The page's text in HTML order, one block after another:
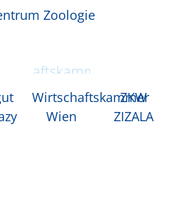
Zoologie
Wirtschaftskammer
Wien
ZKW
ZKW
ZIZALA